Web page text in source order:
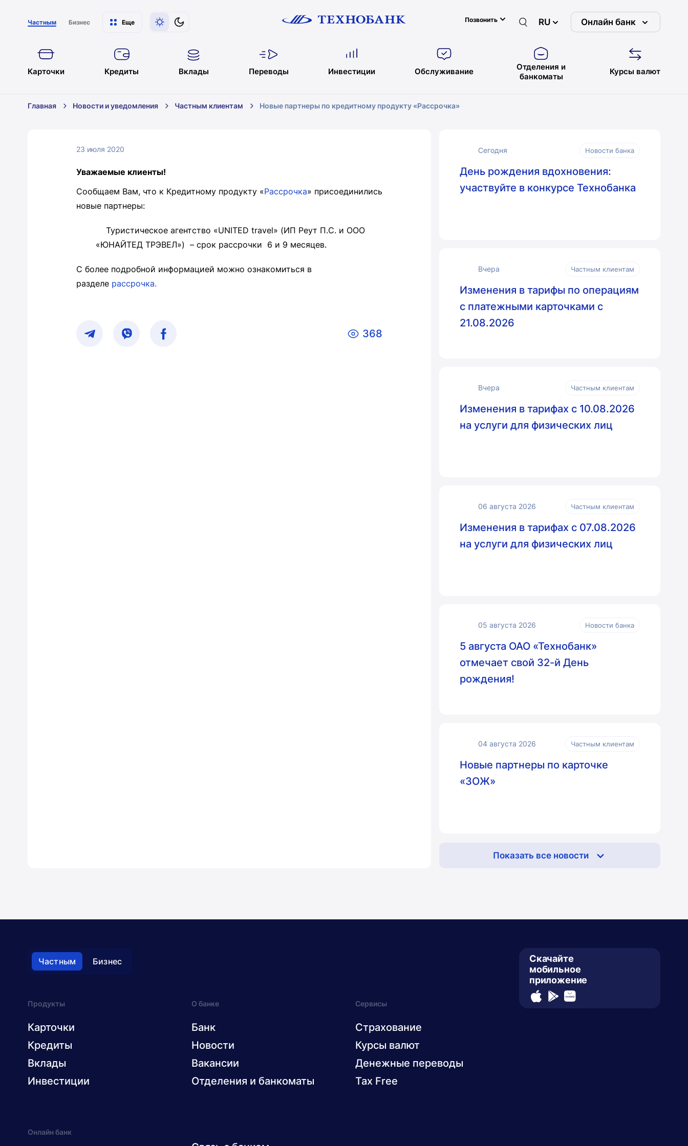
Частным Бизнес Еще Позвонить RU Онлайн банк
Карточки Кредиты Вклады Переводы Инвестиции Обслуживание
Отделения и
банкоматы
Курсы валют
Главная Новости и уведомления Частным клиентам Новые партнеры по кредитному продукту «Рассрочка»
23 июля 2020
Уважаемые клиенты!
Сообщаем Вам, что к Кредитному продукту «Рассрочка» присоединились
новые партнеры:
Туристическое агентство «UNITED travel» (ИП Реут П.С. и ООО
«ЮНАЙТЕД ТРЭВЕЛ») – срок рассрочки 6 и 9 месяцев.
С более подробной информацией можно ознакомиться в
разделе рассрочка.
368
Сегодня Новости банка
День рождения вдохновения:
участвуйте в конкурсе Технобанка
Вчера Частным клиентам
Изменения в тарифы по операциям
с платежными карточками с
21.08.2026
Вчера Частным клиентам
Изменения в тарифах с 10.08.2026
на услуги для физических лиц
06 августа 2026 Частным клиентам
Изменения в тарифах с 07.08.2026
на услуги для физических лиц
05 августа 2026 Новости банка
5 августа ОАО «Технобанк»
отмечает свой 32-й День
рождения!
04 августа 2026 Частным клиентам
Новые партнеры по карточке
«ЗОЖ»
Показать все новости
Частным Бизнес
Продукты
Карточки
Кредиты
Вклады
Инвестиции
О банке
Банк
Новости
Вакансии
Отделения и банкоматы
Сервисы
Страхование
Курсы валют
Денежные переводы
Tax Free
Онлайн банк
Скачайте
мобильное
приложение